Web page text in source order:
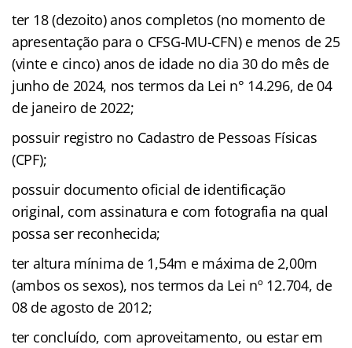
ter 18 (dezoito) anos completos (no momento de
apresentação para o CFSG-MU-CFN) e menos de 25
(vinte e cinco) anos de idade no dia 30 do mês de
junho de 2024, nos termos da Lei n° 14.296, de 04
de janeiro de 2022;
possuir registro no Cadastro de Pessoas Físicas
(CPF);
possuir documento oficial de identificação
original, com assinatura e com fotografia na qual
possa ser reconhecida;
ter altura mínima de 1,54m e máxima de 2,00m
(ambos os sexos), nos termos da Lei nº 12.704, de
08 de agosto de 2012;
ter concluído, com aproveitamento, ou estar em